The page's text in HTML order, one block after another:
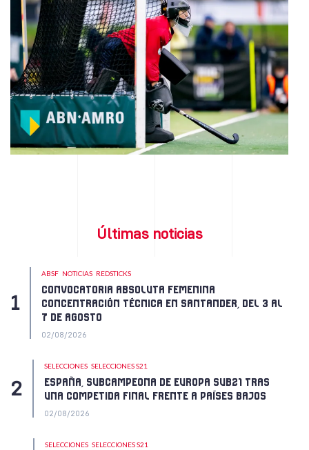
Últimas noticias
ABSF NOTICIAS REDSTICKS
CONVOCATORIA ABSOLUTA FEMENINA
CONCENTRACIÓN TÉCNICA EN SANTANDER, DEL 3 AL
7 DE AGOSTO
02/08/2026
SELECCIONES SELECCIONES S21
ESPAÑA, SUBCAMPEONA DE EUROPA SUB21 TRAS
UNA COMPETIDA FINAL FRENTE A PAÍSES BAJOS
02/08/2026
SELECCIONES SELECCIONES S21